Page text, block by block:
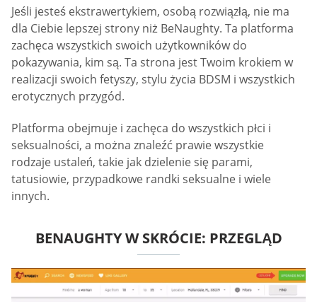
Jeśli jesteś ekstrawertykiem, osobą rozwiązłą, nie ma
dla Ciebie lepszej strony niż BeNaughty. Ta platforma
zachęca wszystkich swoich użytkowników do
pokazywania, kim są. Ta strona jest Twoim krokiem w
realizacji swoich fetyszy, stylu życia BDSM i wszystkich
erotycznych przygód.
Platforma obejmuje i zachęca do wszystkich płci i
seksualności, a można znaleźć prawie wszystkie
rodzaje ustaleń, takie jak dzielenie się parami,
tatusiowie, przypadkowe randki seksualne i wiele
innych.
BENAUGHTY W SKRÓCIE: PRZEGLĄD